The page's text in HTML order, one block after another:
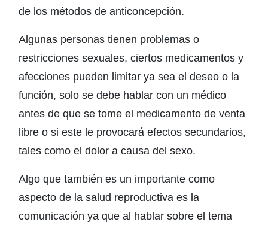
de los métodos de anticoncepción.
Algunas personas tienen problemas o
restricciones sexuales, ciertos medicamentos y
afecciones pueden limitar ya sea el deseo o la
función, solo se debe hablar con un médico
antes de que se tome el medicamento de venta
libre o si este le provocará efectos secundarios,
tales como el dolor a causa del sexo.
Algo que también es un importante como
aspecto de la salud reproductiva es la
comunicación ya que al hablar sobre el tema